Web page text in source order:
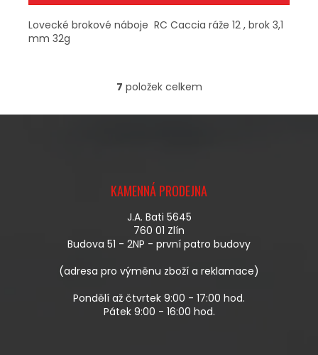
Lovecké brokové náboje RC Caccia ráže 12 , brok 3,1
mm 32g
O
L
Í
P
R
V
K
V
P
I
7 položek celkem
KAMENNÁ PRODEJNA
J.A. Bati 5645
760 01 Zlín
Budova 51 - 2NP - první patro budovy
(adresa pro výměnu zboží a reklamace)
Pondělí až čtvrtek 9:00 - 17:00 hod.
Pátek 9:00 - 16:00 hod.